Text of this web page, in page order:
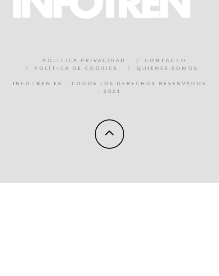
POLÍTICA PRIVACIDAD
CONTACTO
POLÍTICA DE COOKIES
QUIÉNES SOMOS
INFOTREN.ES - TODOS LOS DERECHOS RESERVADOS
- 2021